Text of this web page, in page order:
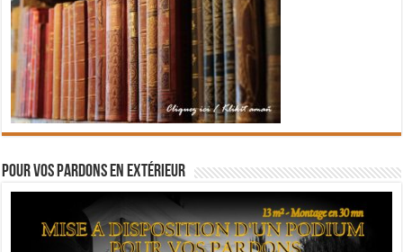
Pour vos pardons en extérieur